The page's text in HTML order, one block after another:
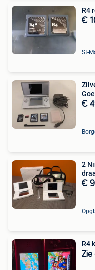
R4
€
€
2
€
R4
Zie